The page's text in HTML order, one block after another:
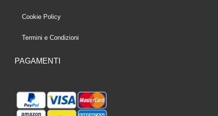
Cookie Policy
Termini e Condizioni
PAGAMENTI